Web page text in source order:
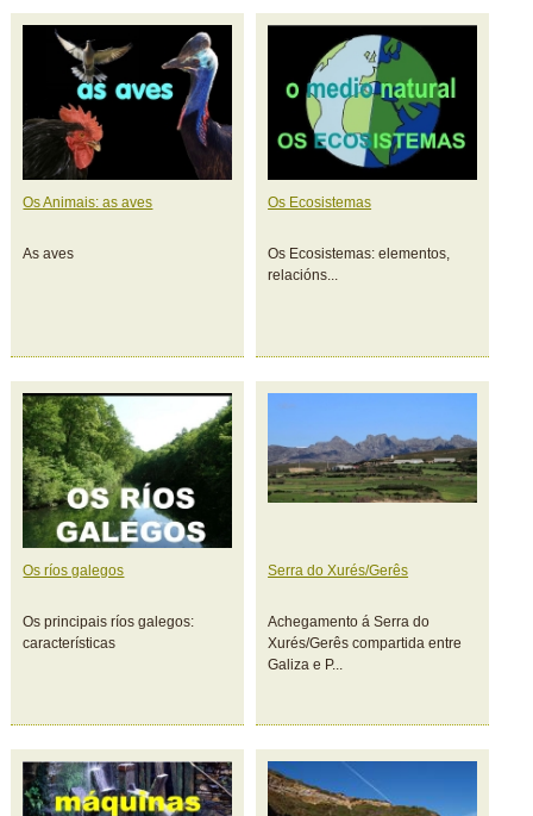
Os Animais: as aves
As aves
Os Ecosistemas
Os Ecosistemas: elementos,
relacións...
Os ríos galegos
Os principais ríos galegos:
características
Serra do Xurés/Gerês
Achegamento á Serra do
Xurés/Gerês compartida entre
Galiza e P...